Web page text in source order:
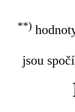
**)
jsou